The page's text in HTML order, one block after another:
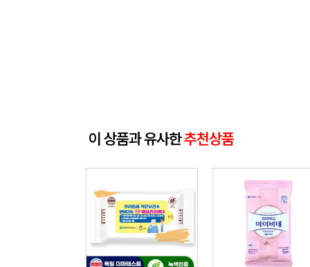
이 상품과 유사한추천상품